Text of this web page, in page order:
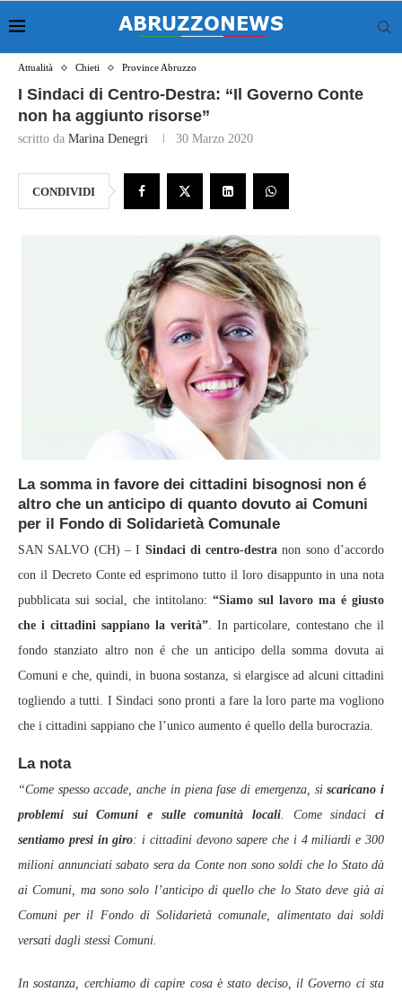
Attualità Chieti Province Abruzzo
I Sindaci di Centro-Destra: “Il Governo Conte
non ha aggiunto risorse”
scritto da Marina Denegri 30 Marzo 2020
CONDIVIDI
La somma in favore dei cittadini bisognosi non é
altro che un anticipo di quanto dovuto ai Comuni
per il Fondo di Solidarietà Comunale
SAN SALVO (CH) – I Sindaci di centro-destra non sono d’accordo
con il Decreto Conte ed esprimono tutto il loro disappunto in una nota
pubblicata sui social, che intitolano: “Siamo sul lavoro ma é giusto
che i cittadini sappiano la verità”. In particolare, contestano che il
fondo stanziato altro non é che un anticipo della somma dovuta ai
Comuni e che, quindi, in buona sostanza, si elargisce ad alcuni cittadini
togliendo a tutti. I Sindaci sono pronti a fare la loro parte ma vogliono
che i cittadini sappiano che l’unico aumento é quello della burocrazia.
La nota
“Come spesso accade, anche in piena fase di emergenza, siscaricano i
problemi sui Comuni e sulle comunità locali. Come sindaci ci
sentiamo presi in giro: i cittadini devono sapere che i 4 miliardi e 300
milioni annunciati sabato sera da Conte non sono soldi che lo Stato dà
ai Comuni, ma sono solo l’anticipo di quello che lo Stato deve già ai
Comuni per il Fondo di Solidarietà comunale, alimentato dai soldi
versati dagli stessi Comuni.
In sostanza, cerchiamo di capire cosa è stato deciso, il Governo ci sta